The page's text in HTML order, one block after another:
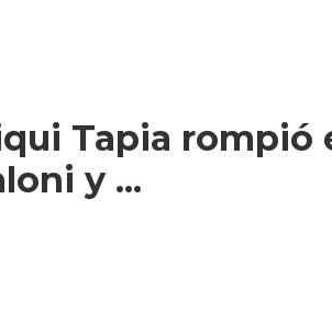
Tapia rompió
y ...